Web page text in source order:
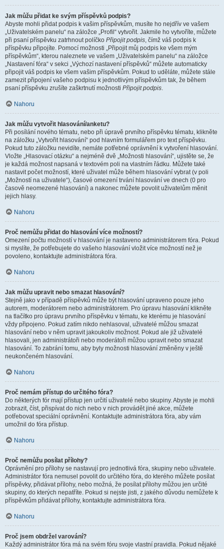
Jak můžu přidat ke svým příspěvků podpis?
Abyste mohli přidat podpis k vašim příspěvkům, musíte ho nejdřív ve vašem
„Uživatelském panelu“ na záložce „Profil“ vytvořit. Jakmile ho vytvoříte, můžete
při psaní příspěvku zatrhnout políčko Připojit podpis, čímž váš podpis k
příspěvku připojíte. Pomocí možnosti „Připojit můj podpis ke všem mým
příspěvkům“, kterou naleznete ve vašem „Uživatelském panelu“ na záložce
„Nastavení fóra“ v sekci „Výchozí nastavení příspěvků“ můžete automaticky
připojit váš podpis ke všem vašim příspěvkům. Pokud to uděláte, můžete stále
zamezit připojení vašeho podpisu k jednotlivým příspěvkům tak, že během
psaní příspěvku zrušíte zaškrtnutí možnosti Připojit podpis.
Nahoru
Jak můžu vytvořit hlasování/anketu?
Při posílání nového tématu, nebo při úpravě prvního příspěvku tématu, klikněte
na záložku „Vytvořit hlasování“ pod hlavním formulářem pro text příspěvku.
Pokud tuto záložku nevidíte, nemáte potřebné oprávnění k vytvoření hlasování.
Vložte „Hlasovací otázku“ a nejméně dvě „Možnosti hlasování“, ujistěte se, že
je každá možnost napsaná v textovém poli na vlastním řádku. Můžete také
nastavit počet možností, které uživatel může během hlasování vybrat (v poli
„Možností na uživatele“), časové omezení trvání hlasování ve dnech (0 pro
časově neomezené hlasování) a nakonec můžete povolit uživatelům měnit
jejich hlasy.
Nahoru
Proč nemůžu přidat do hlasování více možností?
Omezení počtu možností v hlasování je nastaveno administrátorem fóra. Pokud
si myslíte, že potřebujete do vašeho hlasování vložit více možností než je
povoleno, kontaktujte administrátora fóra.
Nahoru
Jak můžu upravit nebo smazat hlasování?
Stejně jako v případě příspěvků může být hlasování upraveno pouze jeho
autorem, moderátorem nebo administrátorem. Pro úpravu hlasování klikněte
na tlačítko pro úpravu prvního příspěvku v tématu, ke kterému je hlasování
vždy připojeno. Pokud zatím nikdo nehlasoval, uživatelé můžou smazat
hlasování nebo v něm upravit jakoukoliv možnost. Pokud ale již uživatelé
hlasovali, jen administrátoři nebo moderátoři můžou upravit nebo smazat
hlasování. To zabrání tomu, aby byly možnosti hlasování změněny v ještě
neukončeném hlasování.
Nahoru
Proč nemám přístup do určitého fóra?
Do některých fór mají přístup jen určití uživatelé nebo skupiny. Abyste je mohli
zobrazit, číst, přispívat do nich nebo v nich provádět jiné akce, můžete
potřebovat speciální oprávnění. Kontaktujte administrátora fóra, aby vám
umožnil do fóra přístup.
Nahoru
Proč nemůžu posílat přílohy?
Oprávnění pro přílohy se nastavují pro jednotlivá fóra, skupiny nebo uživatele.
Administrátor fóra nemusel povolit do určitého fóra, do kterého můžete posílat
příspěvky, přidávat přílohy, nebo možná, že posílat přílohy můžou jen určité
skupiny, do kterých nepatříte. Pokud si nejste jisti, z jakého důvodu nemůžete k
příspěvkům přidávat přílohy, kontaktujte administrátora fóra.
Nahoru
Proč jsem obdržel varování?
Každý administrátor fóra má na svém fóru svoje vlastní pravidla. Pokud nějaké